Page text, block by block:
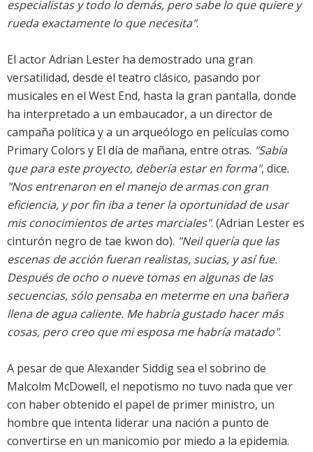
especialistas y todo lo demás, pero sabe lo que quiere y
rueda exactamente lo que necesita".
El actor Adrian Lester ha demostrado una gran
versatilidad, desde el teatro clásico, pasando por
musicales en el West End, hasta la gran pantalla, donde
ha interpretado a un embaucador, a un director de
campaña política y a un arqueólogo en películas como
Primary Colors y El día de mañana, entre otras. "Sabía
que para este proyecto, debería estar en forma", dice.
"Nos entrenaron en el manejo de armas con gran
eficiencia, y por fin iba a tener la oportunidad de usar
mis conocimientos de artes marciales". (Adrian Lester es
cinturón negro de tae kwon do). "Neil quería que las
escenas de acción fueran realistas, sucias, y así fue.
Después de ocho o nueve tomas en algunas de las
secuencias, sólo pensaba en meterme en una bañera
llena de agua caliente. Me habría gustado hacer más
cosas, pero creo que mi esposa me habría matado".
A pesar de que Alexander Siddig sea el sobrino de
Malcolm McDowell, el nepotismo no tuvo nada que ver
con haber obtenido el papel de primer ministro, un
hombre que intenta liderar una nación a punto de
convertirse en un manicomio por miedo a la epidemia.